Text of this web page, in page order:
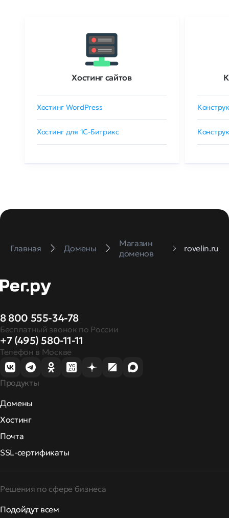
Хостинг сайтов
Хостинг WordPress
Хостинг для 1C-Битрикс
Главная Домены
Магазин
доменов
rovelin.ru
8 800 555-34-78
Бесплатный звонок по России
+7 (495) 580-11-11
Телефон в Москве
Продукты
Домены
Хостинг
Почта
SSL-сертификаты
Решения по сфере бизнеса
Подойдут всем